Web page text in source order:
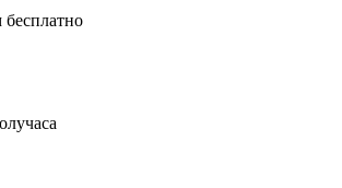
бесплатно